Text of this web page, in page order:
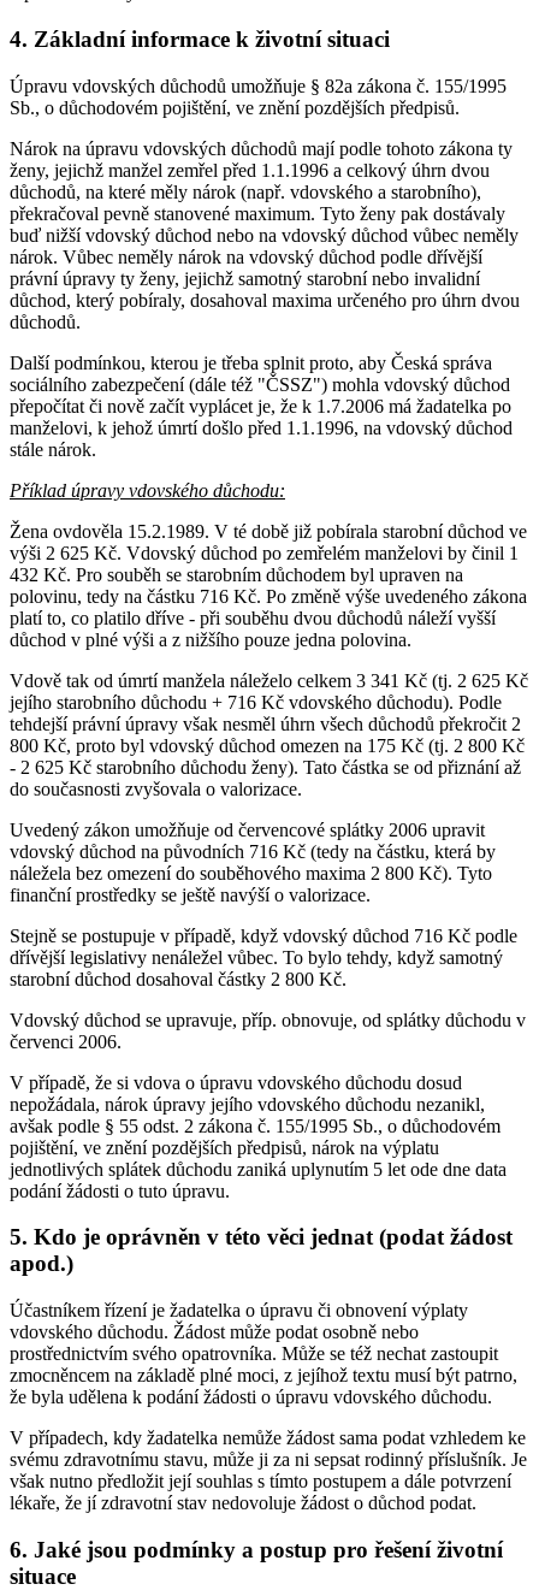
4. Základní informace k životní situaci
Úpravu vdovských důchodů umožňuje § 82a zákona č. 155/1995
Sb., o důchodovém pojištění, ve znění pozdějších předpisů.
Nárok na úpravu vdovských důchodů mají podle tohoto zákona ty
ženy, jejichž manžel zemřel před 1.1.1996 a celkový úhrn dvou
důchodů, na které měly nárok (např. vdovského a starobního),
překračoval pevně stanovené maximum. Tyto ženy pak dostávaly
buď nižší vdovský důchod nebo na vdovský důchod vůbec neměly
nárok. Vůbec neměly nárok na vdovský důchod podle dřívější
právní úpravy ty ženy, jejichž samotný starobní nebo invalidní
důchod, který pobíraly, dosahoval maxima určeného pro úhrn dvou
důchodů.
Další podmínkou, kterou je třeba splnit proto, aby Česká správa
sociálního zabezpečení (dále též "ČSSZ") mohla vdovský důchod
přepočítat či nově začít vyplácet je, že k 1.7.2006 má žadatelka po
manželovi, k jehož úmrtí došlo před 1.1.1996, na vdovský důchod
stále nárok.
Příklad úpravy vdovského důchodu:
Žena ovdověla 15.2.1989. V té době již pobírala starobní důchod ve
výši 2 625 Kč. Vdovský důchod po zemřelém manželovi by činil 1
432 Kč. Pro souběh se starobním důchodem byl upraven na
polovinu, tedy na částku 716 Kč. Po změně výše uvedeného zákona
platí to, co platilo dříve - při souběhu dvou důchodů náleží vyšší
důchod v plné výši a z nižšího pouze jedna polovina.
Vdově tak od úmrtí manžela náleželo celkem 3 341 Kč (tj. 2 625 Kč
jejího starobního důchodu + 716 Kč vdovského důchodu). Podle
tehdejší právní úpravy však nesměl úhrn všech důchodů překročit 2
800 Kč, proto byl vdovský důchod omezen na 175 Kč (tj. 2 800 Kč
- 2 625 Kč starobního důchodu ženy). Tato částka se od přiznání až
do současnosti zvyšovala o valorizace.
Uvedený zákon umožňuje od červencové splátky 2006 upravit
vdovský důchod na původních 716 Kč (tedy na částku, která by
náležela bez omezení do souběhového maxima 2 800 Kč). Tyto
finanční prostředky se ještě navýší o valorizace.
Stejně se postupuje v případě, když vdovský důchod 716 Kč podle
dřívější legislativy nenáležel vůbec. To bylo tehdy, když samotný
starobní důchod dosahoval částky 2 800 Kč.
Vdovský důchod se upravuje, příp. obnovuje, od splátky důchodu v
červenci 2006.
V případě, že si vdova o úpravu vdovského důchodu dosud
nepožádala, nárok úpravy jejího vdovského důchodu nezanikl,
avšak podle § 55 odst. 2 zákona č. 155/1995 Sb., o důchodovém
pojištění, ve znění pozdějších předpisů, nárok na výplatu
jednotlivých splátek důchodu zaniká uplynutím 5 let ode dne data
podání žádosti o tuto úpravu.
5. Kdo je oprávněn v této věci jednat (podat žádost
apod.)
Účastníkem řízení je žadatelka o úpravu či obnovení výplaty
vdovského důchodu. Žádost může podat osobně nebo
prostřednictvím svého opatrovníka. Může se též nechat zastoupit
zmocněncem na základě plné moci, z jejíhož textu musí být patrno,
že byla udělena k podání žádosti o úpravu vdovského důchodu.
V případech, kdy žadatelka nemůže žádost sama podat vzhledem ke
svému zdravotnímu stavu, může ji za ni sepsat rodinný příslušník. Je
však nutno předložit její souhlas s tímto postupem a dále potvrzení
lékaře, že jí zdravotní stav nedovoluje žádost o důchod podat.
6. Jaké jsou podmínky a postup pro řešení životní
situace